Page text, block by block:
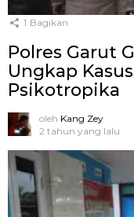
1 Bagikan
Polres Garut
Ungkap
Psikotropika
oleh Kang Zey
2 tahun yang lalu